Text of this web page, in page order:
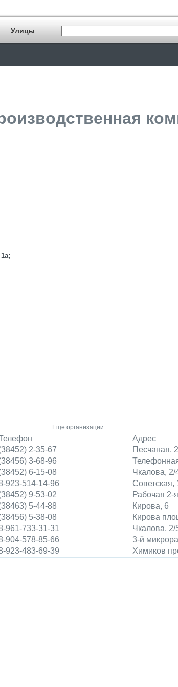
Улицы
Еще организации:
Адрес
2-35-67
Песчаная,
3-68-96
6-15-08
Чкалова, 2/
923-514-14-96
Советская,
9-53-02
Рабочая 2-
5-44-88
Кирова, 6
5-38-08
Кирова
961-733-31-31
Чкалова, 2/
904-578-85-66
3-й
923-483-69-39 Химиков